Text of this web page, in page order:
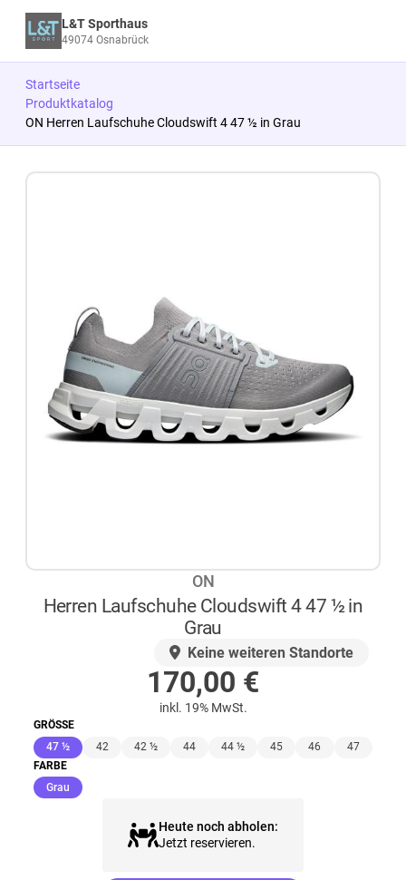
L&T Sporthaus
49074 Osnabrück
Startseite
Produktkatalog
ON Herren Laufschuhe Cloudswift 4 47 ½ in Grau
ON
Herren Laufschuhe Cloudswift 4 47 ½ in
Grau
Keine weiteren Standorte
170,00 €
inkl. 19% MwSt.
GRÖSSE
47 ½(ausgewählt)
42 42 ½ 44 44 ½ 45 46
47
FARBE
Grau (ausgewählt)
Heute noch abholen:
Jetzt reservieren.